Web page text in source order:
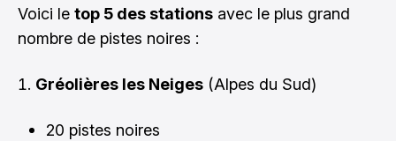
Voici le top 5 des stations avec le plus grand
nombre de pistes noires :
Gréolières les Neiges (Alpes du Sud)
20 pistes noires